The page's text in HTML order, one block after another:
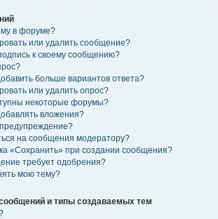
в форуме?
или удалить сообщение?
к своему сообщению?
больше вариантов ответа?
или удалить опрос?
некоторые форумы?
вложения?
на сообщения модератору?
«Сохранить» при создании сообщения?
требует одобрения?
мою тему?
и типы создаваемых тем